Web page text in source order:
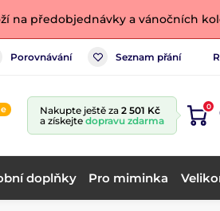
na předobjednávky a vánočních
Porovnávání Seznam přání
Nakupte ještě za 2 501 Kč
a získejte dopravu zdarma
0
doplňky Pro miminka